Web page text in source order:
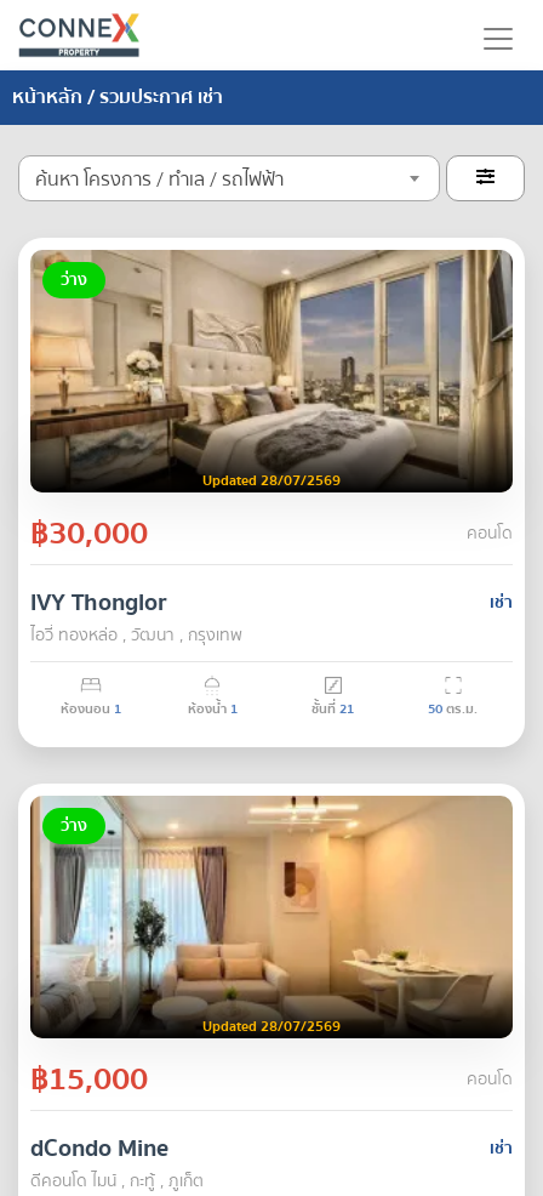
หน้าหลัก/ รวมประกาศ เช่า
ค้นหา โครงการ / ทำเล / รถไฟฟ้า 
ว่าง
Updated 28/07/2569
฿30,000 คอนโด
เช่า
IVY Thonglor
ไอวี่ ทองหล่อ , วัฒนา , กรุงเทพ
ห้องนอน 1 ห้องน้ำ 1 ชั้นที่21 50ตร.ม.
ว่าง
Updated 28/07/2569
฿15,000 คอนโด
เช่า
dCondo Mine
ดีคอนโด ไมน์ , กะทู้ , ภูเก็ต